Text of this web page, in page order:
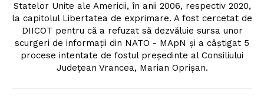
Statelor Unite ale Americii, în anii 2006, respectiv 2020,
la capitolul Libertatea de exprimare. A fost cercetat de
DIICOT pentru că a refuzat să dezvăluie sursa unor
scurgeri de informații din NATO - MApN și a câștigat 5
procese intentate de fostul președinte al Consiliului
Județean Vrancea, Marian Oprișan.